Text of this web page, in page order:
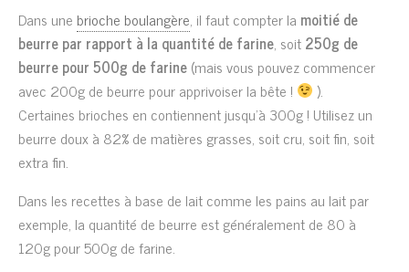
Dans unebrioche boulangère, il faut compter la moitié de
beurre par rapport à la quantité de farine, soit250g de
beurre pour 500g de farine(mais vous pouvez commencer
avec 200g de beurre pour apprivoiser la bête !
).
Certaines brioches en contiennent jusqu’à 300g ! Utilisez un
beurre doux à 82% de matières grasses, soit cru, soit fin, soit
extra fin.
Dans les recettes à base de lait comme les pains au lait par
exemple, la quantité de beurre est généralement de 80 à
120g pour 500g de farine.